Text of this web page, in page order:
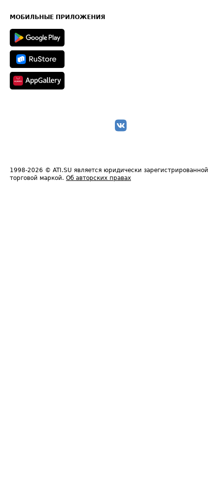
Техническая информация
МОБИЛЬНЫЕ ПРИЛОЖЕНИЯ
1998-2026 © ATI.SU является юридически зарегистрированной
торговой маркой. Об авторских правах